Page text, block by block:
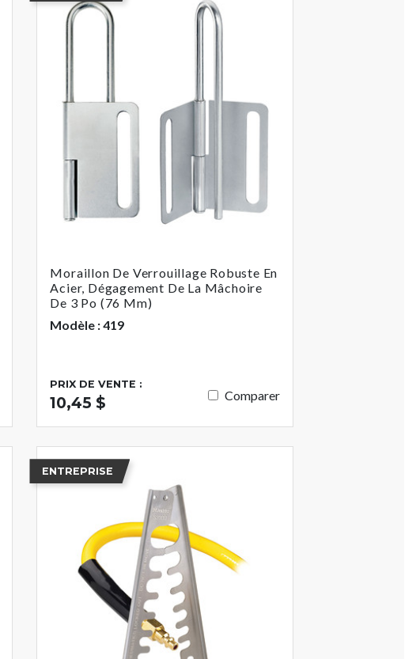
Moraillon De Verrouillage Robuste En
Acier, Dégagement De La Mâchoire
De 3 Po (76 Mm)
Modèle : 419
PRIX DE VENTE :
10,45 $ Comparer
ENTREPRISE